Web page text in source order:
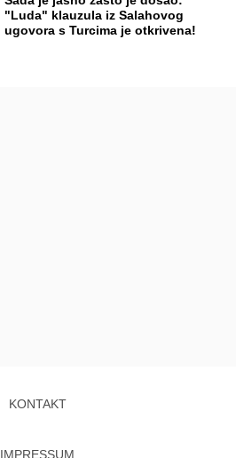
"Luda" klauzula iz Salahovog
ugovora s Turcima je otkrivena!
KONTAKT
IMPRESSUM